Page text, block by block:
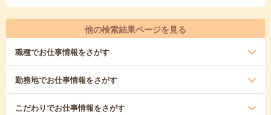
他の検索結果ページを見る
職種でお仕事情報をさがす
勤務地でお仕事情報をさがす
こだわりでお仕事情報をさがす